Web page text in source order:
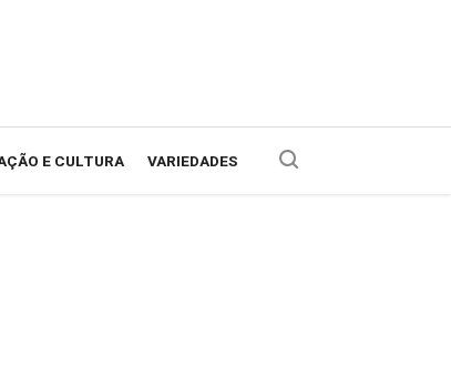
E CULTURA VARIEDADES